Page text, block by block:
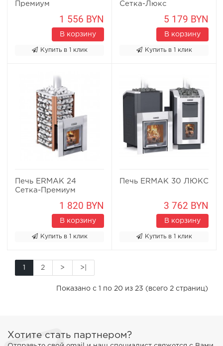
Премиум
1 556 BYN
В корзину
Купить в 1 клик
Сетка-Люкс
5 179 BYN
В корзину
Купить в 1 клик
Печь ERMAK 24
Сетка-Премиум
1 820 BYN
В корзину
Купить в 1 клик
Печь ERMAK 30 ЛЮКС
3 762 BYN
В корзину
Купить в 1 клик
1 2 > >|
Показано с 1 по 20 из 23 (всего 2 страниц)
Хотите стать партнером?